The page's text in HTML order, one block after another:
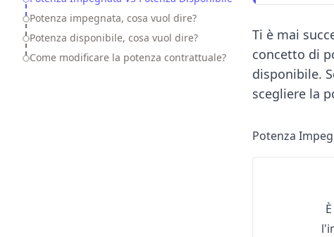
Potenza impegnata, cosa vuol dire?
Potenza disponibile, cosa vuol dire?
Come modificare la potenza contrattuale?
Ti è mai
concetto di
disponibile.
scegliere la
Potenza